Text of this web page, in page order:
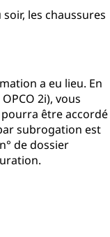
les chaussures
a eu lieu. En
2i), vous
être accordé
subrogation est
de dossier